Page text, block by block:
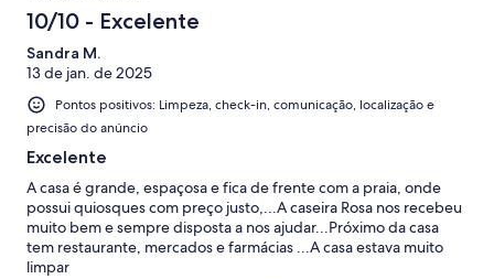
10/10 - Excelente
Sandra M.
13 de jan. de 2025
Pontos positivos: Limpeza, check-in, comunicação, localização e
precisão do anúncio
Excelente
A casa é grande, espaçosa e fica de frente com a praia, onde
possui quiosques com preço justo,...A caseira Rosa nos recebeu
muito bem e sempre disposta a nos ajudar...Próximo da casa
tem restaurante, mercados e farmácias ...A casa estava muito
limpar